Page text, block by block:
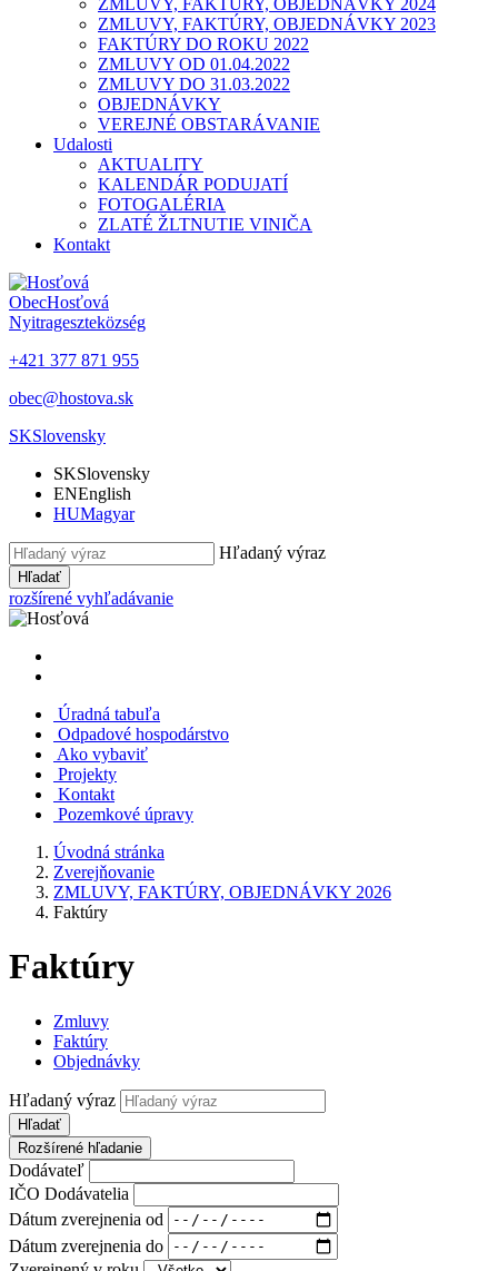
ZMLUVY, FAKTÚRY, OBJEDNÁVKY 2024
ZMLUVY, FAKTÚRY, OBJEDNÁVKY 2023
FAKTÚRY DO ROKU 2022
ZMLUVY OD 01.04.2022
ZMLUVY DO 31.03.2022
OBJEDNÁVKY
VEREJNÉ OBSTARÁVANIE
Udalosti
AKTUALITY
KALENDÁR PODUJATÍ
FOTOGALÉRIA
ZLATÉ ŽLTNUTIE VINIČA
Kontakt
ObecHosťová
Nyitrageszteközség
+421 377 871 955
obec@hostova.sk
SKSlovensky
SKSlovensky
ENEnglish
HUMagyar
Hľadaný výraz
Hľadať
rozšírené vyhľadávanie
Úradná tabuľa
Odpadové hospodárstvo
Ako vybaviť
Projekty
Kontakt
Pozemkové úpravy
Úvodná stránka
Zverejňovanie
ZMLUVY, FAKTÚRY, OBJEDNÁVKY 2026
Faktúry
Faktúry
Zmluvy
Faktúry
Objednávky
Hľadaný výraz
Hľadať
Rozšírené hľadanie
Dodávateľ
IČO Dodávatelia
Dátum zverejnenia od
Dátum zverejnenia do